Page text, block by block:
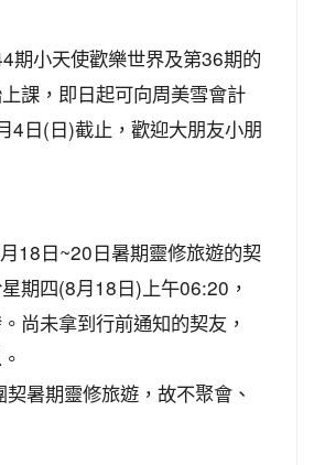
期小天使歡樂世界及第36期的
課，即日起可向周美雪會計
4日(日)截止，歡迎大朋友小朋
18日~20日暑期靈修旅遊的契
期四(8月18日)上午06:20，
尚未拿到行前通知的契友，
暑期靈修旅遊，故不聚會、